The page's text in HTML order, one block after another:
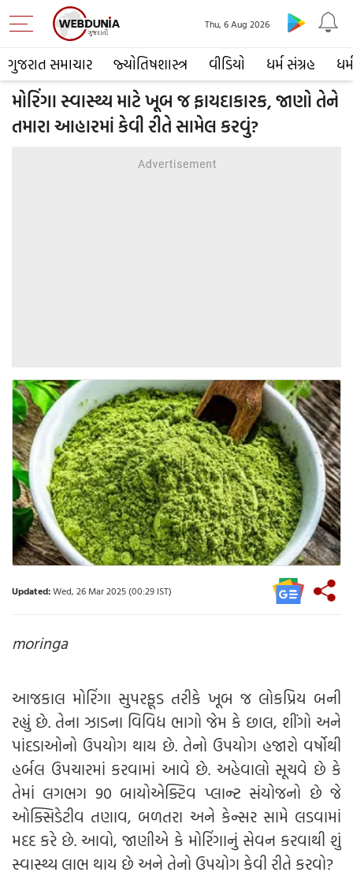
ગુજરાત સમાચાર જ્યોતિષશાસ્ત્ર વીડિયો ધર્મ સંગ્રહ ધર્મ
Thu, 6 Aug 2026
મોરિંગા સ્વાસ્થ્ય માટે ખૂબ જ ફાયદાકારક, જાણો તેને
તમારા આહારમાં કેવી રીતે સામેલ કરવું?
Updated:Wed, 26 Mar 2025 (00:29 IST)
moringa
આજકાલ મોરિંગા સુપરફૂડ તરીકે ખૂબ જ લોકપ્રિય બની
રહ્યું છે. તેના ઝાડના વિવિધ ભાગો જેમ કે છાલ, શીંગો અને
પાંદડાઓનો ઉપયોગ થાય છે. તેનો ઉપયોગ હજારો વર્ષોથી
હર્બલ ઉપચારમાં કરવામાં આવે છે. અહેવાલો સૂચવે છે કે
તેમાં લગભગ 90 બાયોએક્ટિવ પ્લાન્ટ સંયોજનો છે જે
ઓક્સિડેટીવ તણાવ, બળતરા અને કેન્સર સામે લડવામાં
મદદ કરે છે. આવો, જાણીએ કે મોરિંગાનું સેવન કરવાથી શું
સ્વાસ્થ્ય લાભ થાય છે અને તેનો ઉપયોગ કેવી રીતે કરવો?